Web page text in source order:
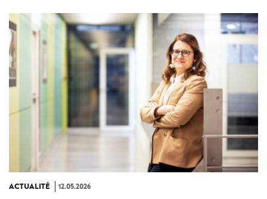
ACTUALITÉ 12.05.2026